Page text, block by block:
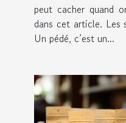
peut cacher quand
dans cet article. Les
Un pédé, c’est un...